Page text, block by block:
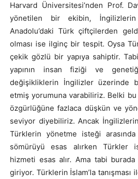
Harvard Üniversitesi’nden Prof.
yönetilen bir ekibin, İngilizlerin
Anadolu’daki Türk çiftçilerden
olması ise ilginç bir tespit. Oysa
çekik gözlü bir yapıya sahiptir.
yapının insan fiziği ve
değişikliklerin İngilizler üzerinde
etmiş yorumuna varabiliriz. Belki
özgürlüğüne fazlaca düşkün ve
seviyor diyebiliriz. Ancak
Türklerin yönetme isteği
sömürüyü esas alırken Türkler
hizmeti esas alır. Ama tabi
giriyor. Türklerin İslam’la tanışması